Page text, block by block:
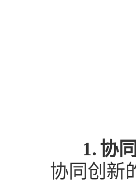
1. 协
协同创新